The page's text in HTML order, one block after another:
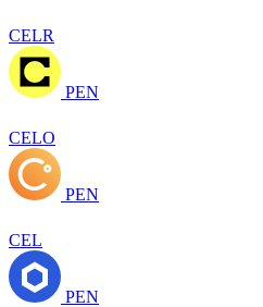
CELR
PEN
CELO
PEN
CEL
PEN